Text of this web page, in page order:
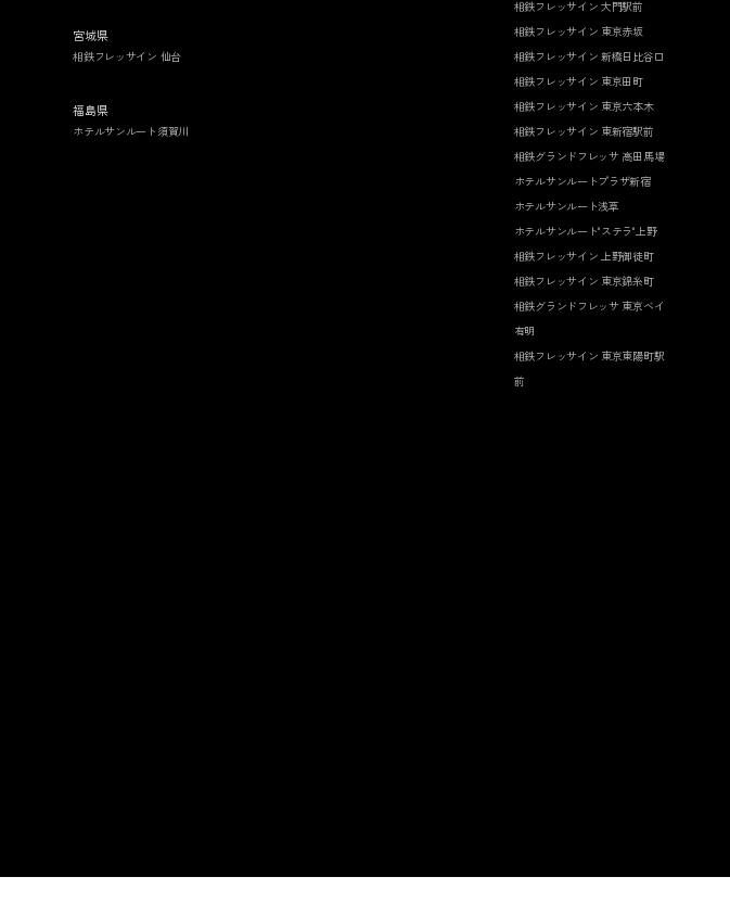
宮城県
相鉄フレッサイン 仙台
福島県
ホテルサンルート須賀川
相鉄フレッサイン 大門駅前
相鉄フレッサイン 東京赤坂
相鉄フレッサイン 新橋日比谷口
相鉄フレッサイン 東京田町
相鉄フレッサイン 東京六本木
相鉄フレッサイン 東新宿駅前
相鉄グランドフレッサ 高田馬場
ホテルサンルートプラザ新宿
ホテルサンルート浅草
ホテルサンルート"ステラ"上野
相鉄フレッサイン 上野御徒町
相鉄フレッサイン 東京錦糸町
相鉄グランドフレッサ 東京ベイ
有明
相鉄フレッサイン 東京東陽町駅
前